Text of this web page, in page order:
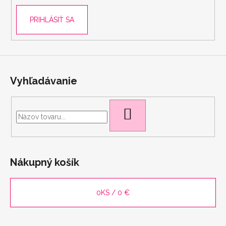
PRIHLÁSIŤ SA
Vyhľadávanie
Nákupný košík
0KS / 0 €